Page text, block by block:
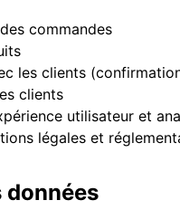
commandes
les clients
clients
utilisateur et
légales et
données